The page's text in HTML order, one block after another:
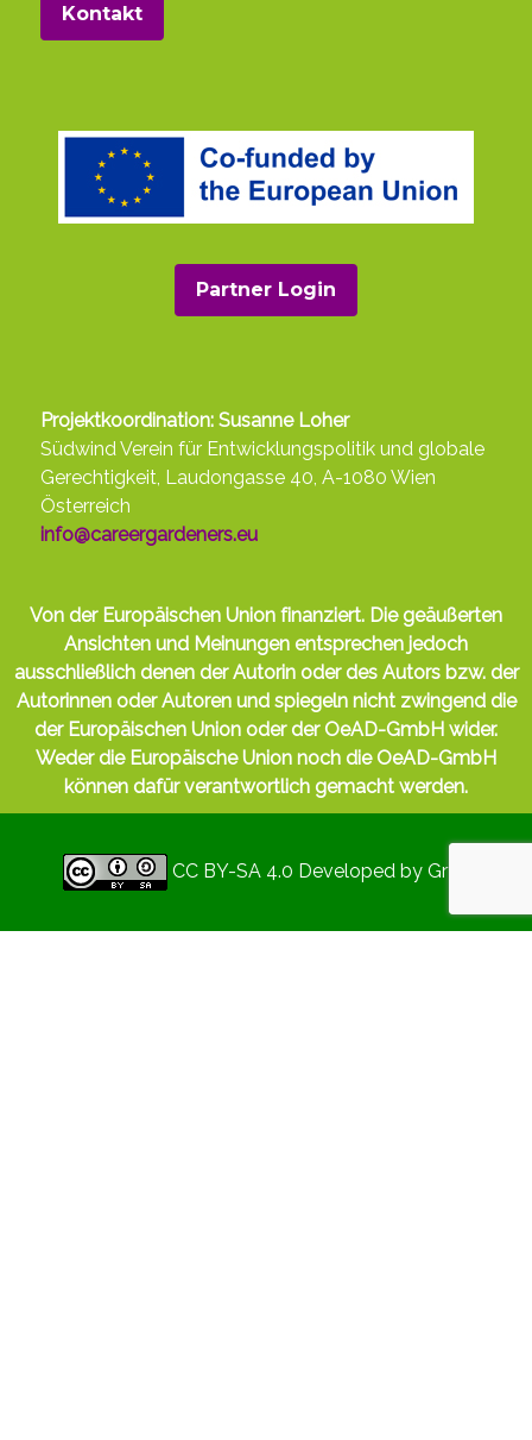
Kontakt
Partner Login
Projektkoordination: Susanne Loher
Südwind Verein für Entwicklungspolitik und globale
Gerechtigkeit, Laudongasse 40, A-1080 Wien
Österreich
info@careergardeners.eu
Von der Europäischen Union finanziert. Die geäußerten
Ansichten und Meinungen entsprechen jedoch
ausschließlich denen der Autorin oder des Autors bzw. der
Autorinnen oder Autoren und spiegeln nicht zwingend die
der Europäischen Union oder der OeAD-GmbH wider.
Weder die Europäische Union noch die OeAD-GmbH
können dafür verantwortlich gemacht werden.
CC BY-SA 4.0 Developed by Gryd